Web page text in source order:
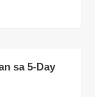
sa 5-Day